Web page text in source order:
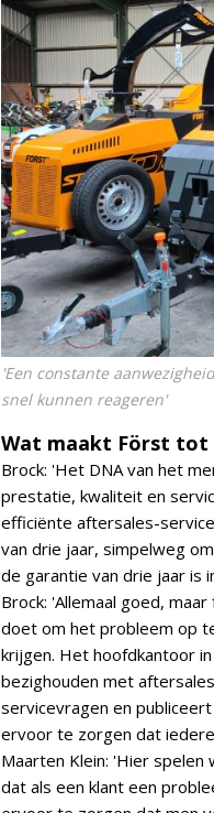
'Een constante
snel kunnen reageren'
Wat maakt Först tot
Brock: 'Het DNA van het
prestatie, kwaliteit en
efficiënte aftersales-
van drie jaar, simpelweg
de garantie van drie jaar is
Brock: 'Allemaal goed,
doet om het probleem op
krijgen. Het hoofdkantoor
bezighouden met
servicevragen en
ervoor te zorgen dat
Maarten Klein: 'Hier spelen
dat als een klant een